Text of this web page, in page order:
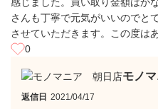
さんも丁寧で元気がいいのでと
させていただきます。この度は
0
モノ
返信日 2021/04/17